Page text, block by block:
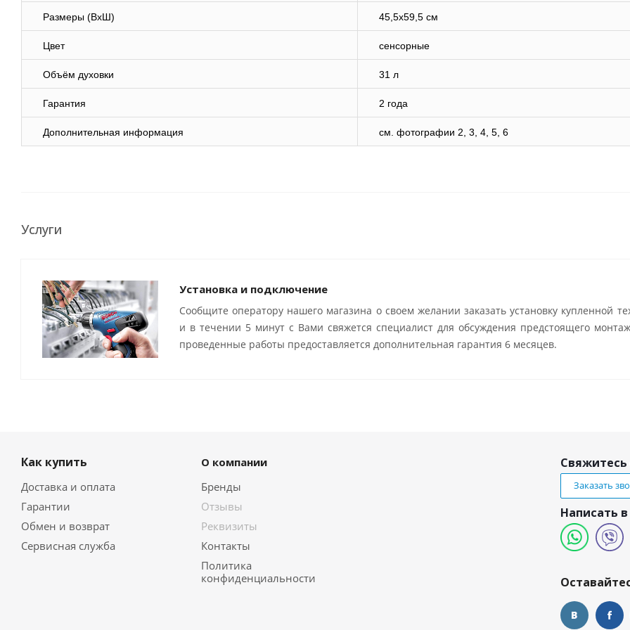
Размеры (ВхШ) 45,5х59,5 см
Цвет сенсорные
Объём духовки 31 л
Гарантия 2 года
Дополнительная информация cм. фотографии 2, 3, 4, 5, 6
Услуги
Установка и подключение
Сообщите оператору нашего магазина о своем желании заказать установку купленной
и в течении 5 минут с Вами свяжется специалист для обсуждения предстоящего
проведенные работы предоставляется дополнительная гарантия 6 месяцев.
Как купить
Доставка и оплата
Гарантии
Обмен и возврат
Сервисная служба
О компании
Бренды
Отзывы
Реквизиты
Контакты
Политика
конфиденциальности
Свяжитесь
Заказать
Написать